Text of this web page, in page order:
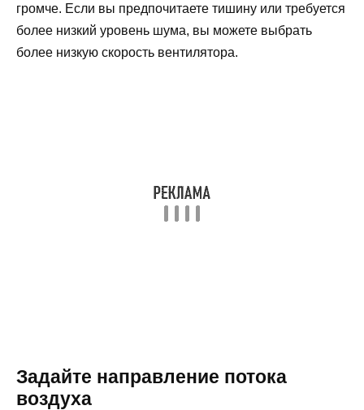
громче. Если вы предпочитаете тишину или требуется
более низкий уровень шума, вы можете выбрать
более низкую скорость вентилятора.
Задайте направление потока
воздуха